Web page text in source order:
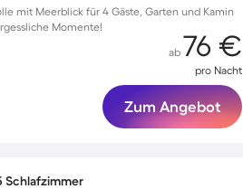
mit Meerblick für 4 Gäste, Garten und Kamin
Momente!
ab 76 €
pro Nacht
Zum Angebot
Schlafzimmer